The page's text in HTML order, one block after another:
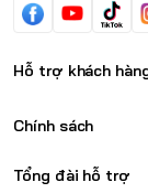
Hỗ trợ khách
Chính sách
Tổng đài hỗ trợ